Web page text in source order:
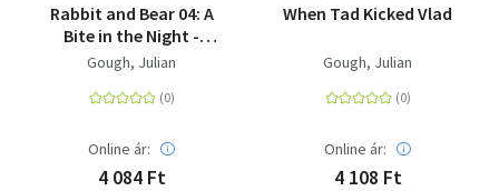
Rabbit and Bear 04: A
Bite in the Night -
Book 4
Gough, Julian
Online ár:
4 084 Ft
When Tad Kicked Vlad
Gough, Julian
Online ár:
4 108 Ft